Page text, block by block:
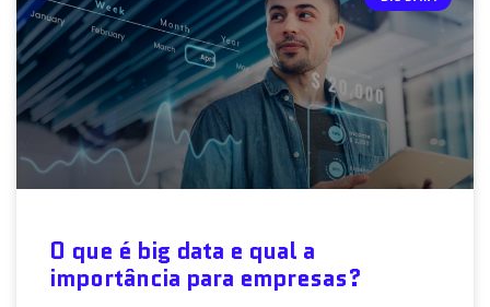
O que é big data e qual a
importância para empresas?